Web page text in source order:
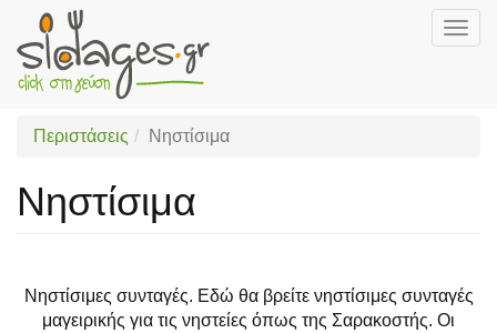
Skip
mainΠεριστάσεις Νηστίσιμα
Νηστίσιμα
Νηστίσιμες συνταγές. Εδώ θα βρείτε νηστίσιμες συνταγές
μαγειρικής για τις νηστείες όπως της Σαρακοστής. Οι